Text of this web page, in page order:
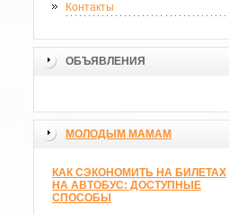
Контакты
ОБЪЯВЛЕНИЯ
МОЛОДЫМ МАМАМ
КАК СЭКОНОМИТЬ НА БИЛЕТАХ
НА АВТОБУС: ДОСТУПНЫЕ
СПОСОБЫ